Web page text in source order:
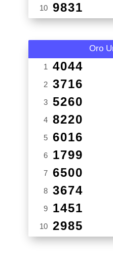
10 9831
Oro
1 4044
2 3716
3 5260
4 8220
5 6016
6 1799
7 6500
8 3674
9 1451
10 2985